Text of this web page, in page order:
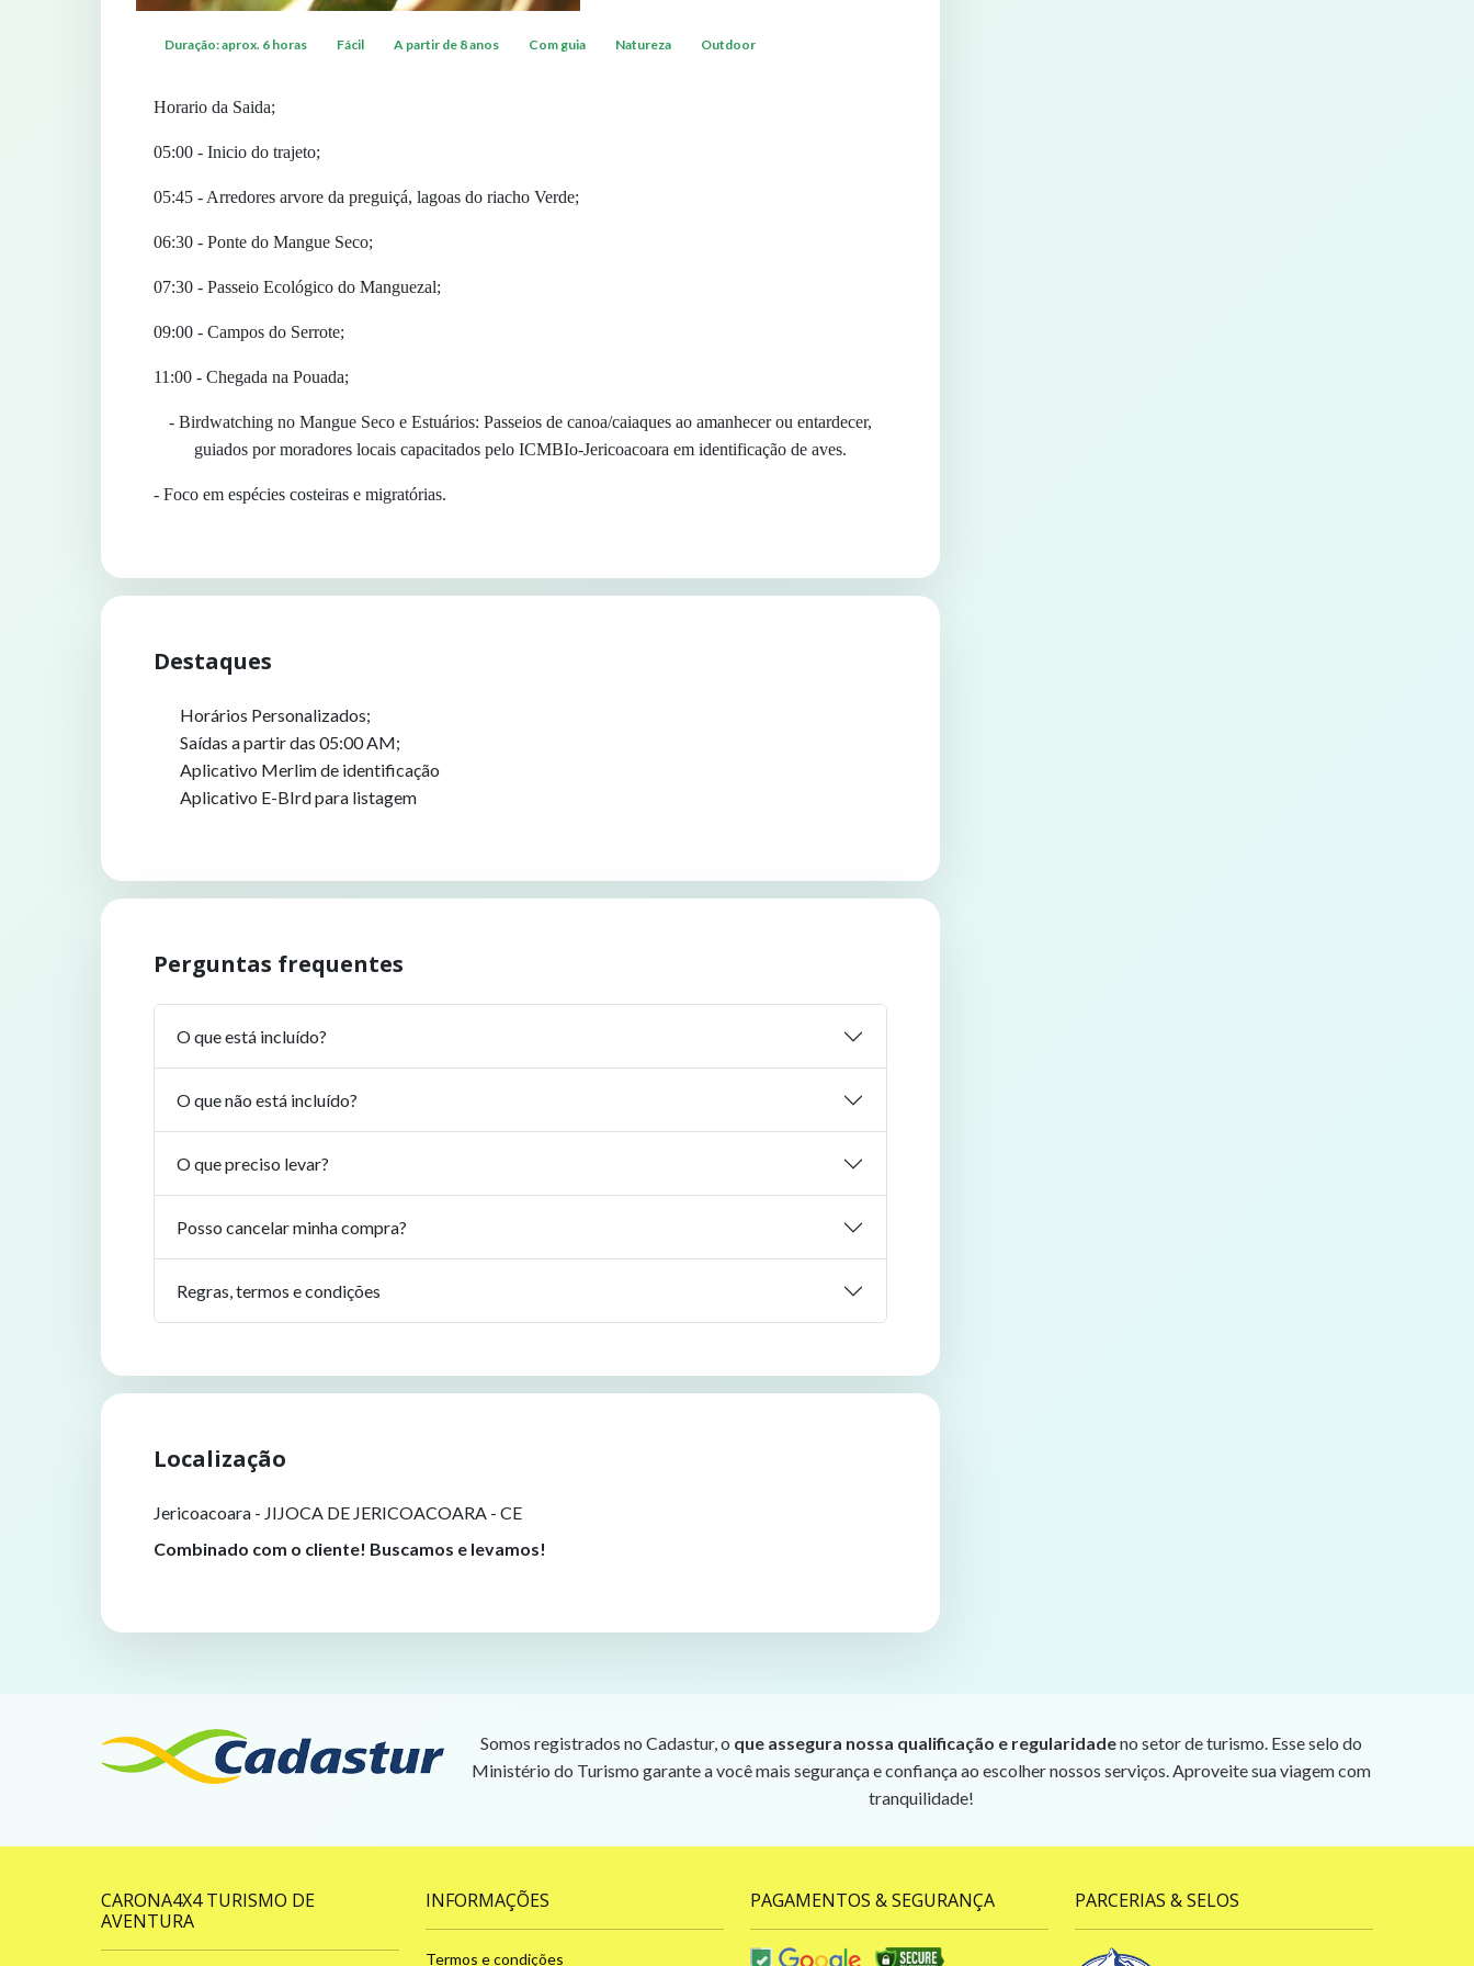
Duração: aprox. 6 horas Fácil A partir de 8 anos Com guia Natureza Outdoor
Horario da Saida;
05:00 - Inicio do trajeto;
05:45 - Arredores arvore da preguiçá, lagoas do riacho Verde;
06:30 - Ponte do Mangue Seco;
07:30 - Passeio Ecológico do Manguezal;
09:00 - Campos do Serrote;
11:00 - Chegada na Pouada;
- Birdwatching no Mangue Seco e Estuários: Passeios de canoa/caiaques ao amanhecer ou entardecer,
guiados por moradores locais capacitados pelo ICMBIo-Jericoacoara em identificação de aves.
- Foco em espécies costeiras e migratórias.
Destaques
Horários Personalizados;
Saídas a partir das 05:00 AM;
Aplicativo Merlim de identificação
Aplicativo E-BIrd para listagem
Perguntas frequentes
O que está incluído?
O que não está incluído?
O que preciso levar?
Posso cancelar minha compra?
Regras, termos e condições
Localização
Jericoacoara - JIJOCA DE JERICOACOARA - CE
Combinado com o cliente! Buscamos e levamos!
Somos registrados no Cadastur, o que assegura nossa qualificação e regularidadeno setor de turismo. Esse selo do
Ministério do Turismo garante a você mais segurança e confiança ao escolher nossos serviços. Aproveite sua viagem com
tranquilidade!
CARONA4X4 TURISMO DE
AVENTURA
INFORMAÇÕES
Termos e condições
PAGAMENTOS & SEGURANÇA PARCERIAS & SELOS